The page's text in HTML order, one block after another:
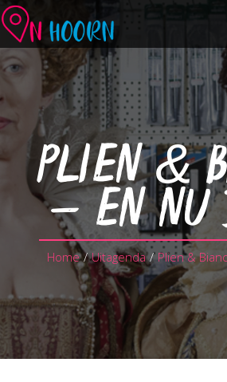
Agenda
Zien & Doen
Winkelen & Horeca
Over Hoorn
Plan je bezoek
PLIEN &
– EN NU
Home / Uitagenda / Plien &